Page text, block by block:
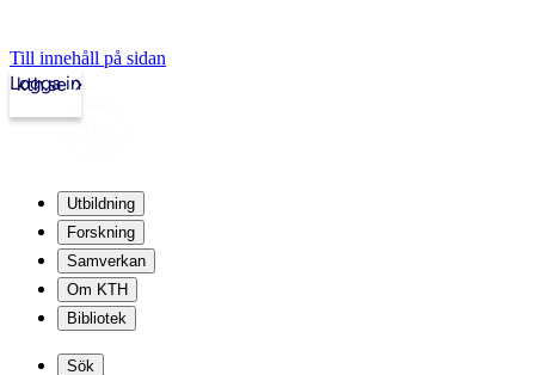
Till innehåll på sidan
kth.se
Logga in
Utbildning
Forskning
Samverkan
Om KTH
Bibliotek
Sök